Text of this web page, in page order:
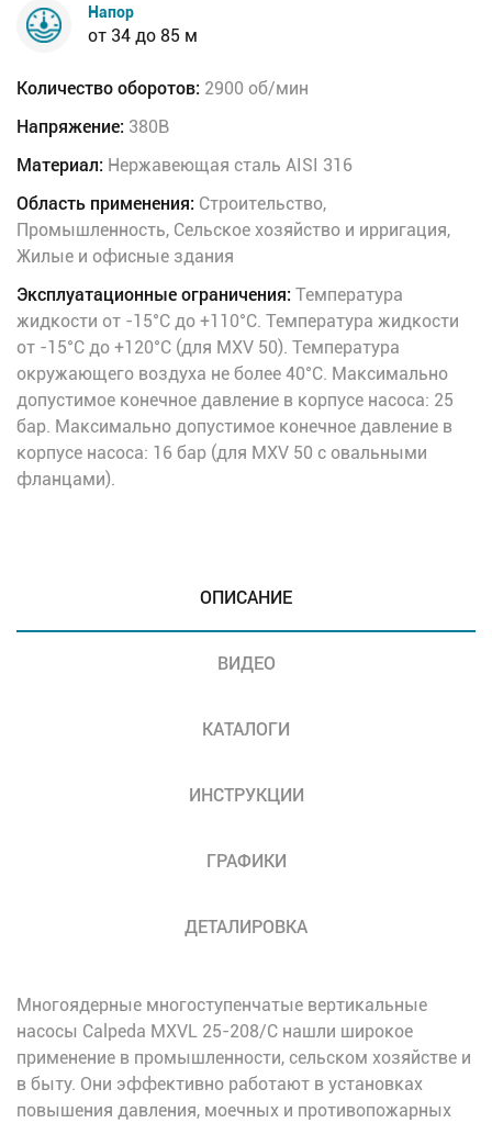
Напор
от 34 до 85 м
Количество оборотов: 2900 об/мин
Напряжение: 380В
Материал: Нержавеющая сталь AISI 316
Область применения: Строительство,
Промышленность, Сельское хозяйство и ирригация,
Жилые и офисные здания
Эксплуатационные ограничения: Температура
жидкости от -15°C до +110°C. Температура жидкости
от -15°C до +120°C (для MXV 50). Температура
окружающего воздуха не более 40°C. Максимально
допустимое конечное давление в корпусе насоса: 25
бар. Максимально допустимое конечное давление в
корпусе насоса: 16 бар (для MXV 50 с овальными
фланцами).
ОПИСАНИЕ
ВИДЕО
КАТАЛОГИ
ИНСТРУКЦИИ
ГРАФИКИ
ДЕТАЛИРОВКА
Многоядерные многоступенчатые вертикальные
насосы Calpeda MXVL 25-208/C нашли широкое
применение в промышленности, сельском хозяйстве и
в быту. Они эффективно работают в установках
повышения давления, моечных и противопожарных